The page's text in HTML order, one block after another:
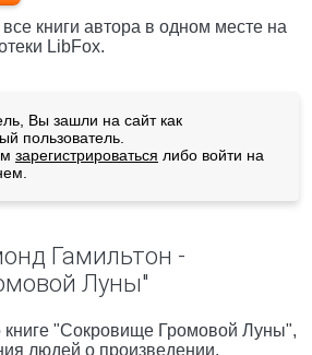
книги автора в одном месте на
LibFox.
Вы зашли на сайт как
пользователь.
зарегистрироваться либо войти на
Гамильтон -
Луны"
книге "Сокровище Громовой Луны",
людей о произведении.